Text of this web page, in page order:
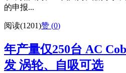
的申报...
阅读(1201)赞 (0)
年产量仅250台 AC
发 涡轮、自吸可选